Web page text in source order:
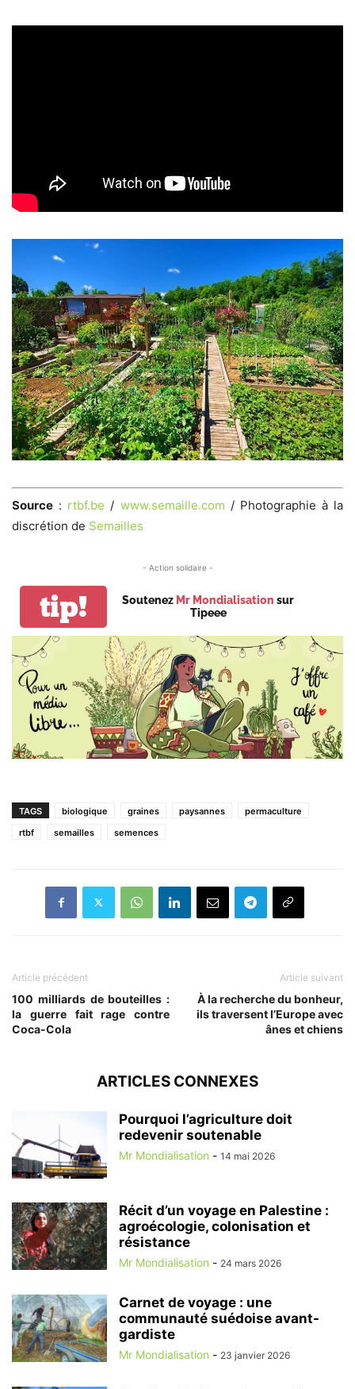
Source : rtbf.be / www.semaille.com / Photographie à la
discrétion de Semailles
- Action solidaire -
tip! Soutenez Mr Mondialisation sur
Tipeee
TAGS biologique graines paysannes
permaculture
rtbf
semailles semences
Article précédent
100 milliards de bouteilles :
la guerre fait rage contre
Coca-Cola
Article suivant
À la recherche du bonheur,
ils traversent l’Europe avec
ânes et chiens
ARTICLES CONNEXES
Pourquoi l’agriculture doit
redevenir soutenable
Mr Mondialisation - 14 mai 2026
Récit d’un voyage en Palestine :
agroécologie, colonisation et
résistance
Mr Mondialisation - 24 mars 2026
Carnet de voyage : une
communauté suédoise avant-
gardiste
Mr Mondialisation - 23 janvier 2026